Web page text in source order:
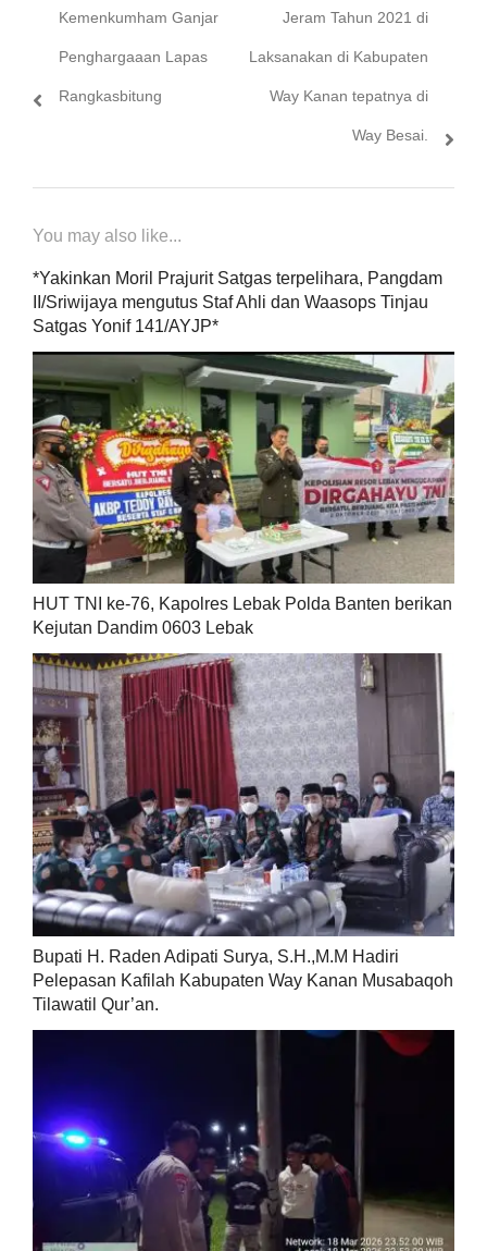
post:
Kemenkumham Ganjar
Penghargaaan Lapas
Rangkasbitung
post:Jeram Tahun 2021 di
Laksanakan di Kabupaten
Way Kanan tepatnya di
Way Besai.
You may also like...
*Yakinkan Moril Prajurit Satgas terpelihara, Pangdam
II/Sriwijaya mengutus Staf Ahli dan Waasops Tinjau
Satgas Yonif 141/AYJP*
HUT TNI ke-76, Kapolres Lebak Polda Banten berikan
Kejutan Dandim 0603 Lebak
Bupati H. Raden Adipati Surya, S.H.,M.M Hadiri
Pelepasan Kafilah Kabupaten Way Kanan Musabaqoh
Tilawatil Qur’an.